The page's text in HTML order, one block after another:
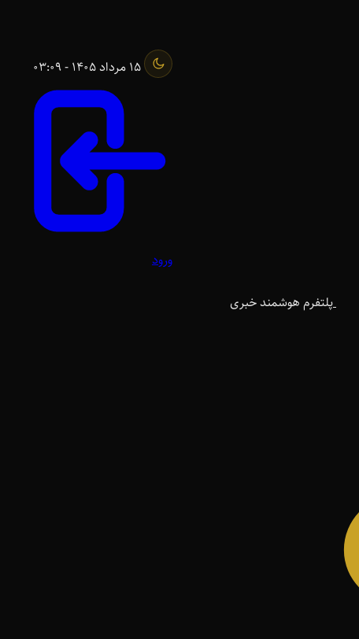
پلتفرم هوشمند خبری
15 مرداد 1405 - 03:09
ورود